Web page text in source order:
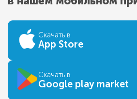
Скачать в
App Store
Скачать в
Google play market